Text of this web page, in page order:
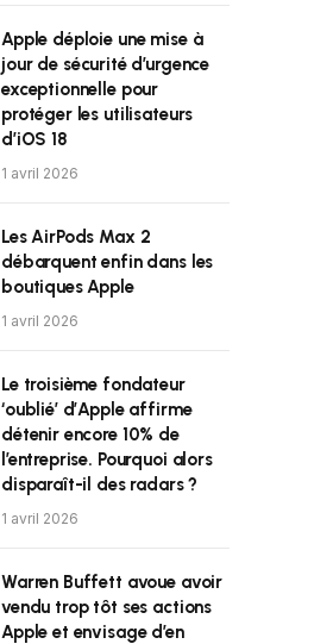
Apple déploie une mise à
jour de sécurité d’urgence
exceptionnelle pour
protéger les utilisateurs
d’iOS 18
1 avril 2026
Les AirPods Max 2
débarquent enfin dans les
boutiques Apple
1 avril 2026
Le troisième fondateur
‘oublié’ d’Apple affirme
détenir encore 10% de
l’entreprise. Pourquoi alors
disparaît-il des radars ?
1 avril 2026
Warren Buffett avoue avoir
vendu trop tôt ses actions
Apple et envisage d’en